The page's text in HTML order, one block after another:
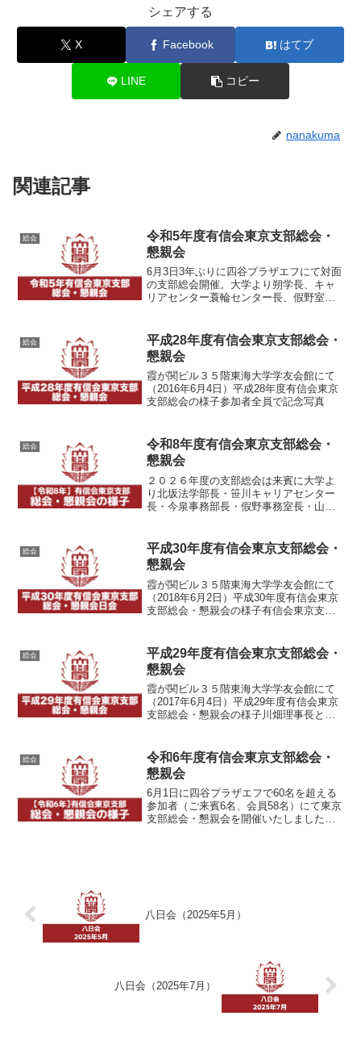
シェアする
X Facebook はてブ
LINE コピー
nanakuma
関連記事
総会
令和5年度有信会東京支部総会・
懇親会
6月3日3年ぶりに四谷プラザエフにて対面
の支部総会開催。大学より朔学長、キャ
リアセンター蓑輪センター長、假野室長
村理事長、山口事務局長をお迎えし盛大
に開催。第一部定例総...
総会
平成28年度有信会東京支部総会・
懇親会
霞が関ビル３５階東海大学学友会館にて
（2016年6月4日）平成28年度有信会東京
支部総会の様子参加者全員で記念写真
総会
令和8年度有信会東京支部総会・
懇親会
２０２６年度の支部総会は来賓に大学よ
り北坂法学部長・笹川キャリアセンター
長・今泉事務部長・假野事務室長・山口
迎えして新卒５名、初参加者５名、総勢
５８名が参加して盛大に開...
総会
平成30年度有信会東京支部総会・
懇親会
霞が関ビル３５階東海大学学友会館にて
（2018年6月2日）平成30年度有信会東京
支部総会・懇親会の様子有信会東京支部
総会
平成29年度有信会東京支部総会・
懇親会
霞が関ビル３５階東海大学学友会館にて
（2017年6月4日）平成29年度有信会東京
支部総会・懇親会の様子川畑理事長と記
総会
令和6年度有信会東京支部総会・
懇親会
6月1日に四谷プラザエフで60名を超える
参加者（ご来賓6名、会員58名）にて東京
支部総会・懇親会を開催いたしました。
八日会（2025年5月）
八日会（2025年7月）